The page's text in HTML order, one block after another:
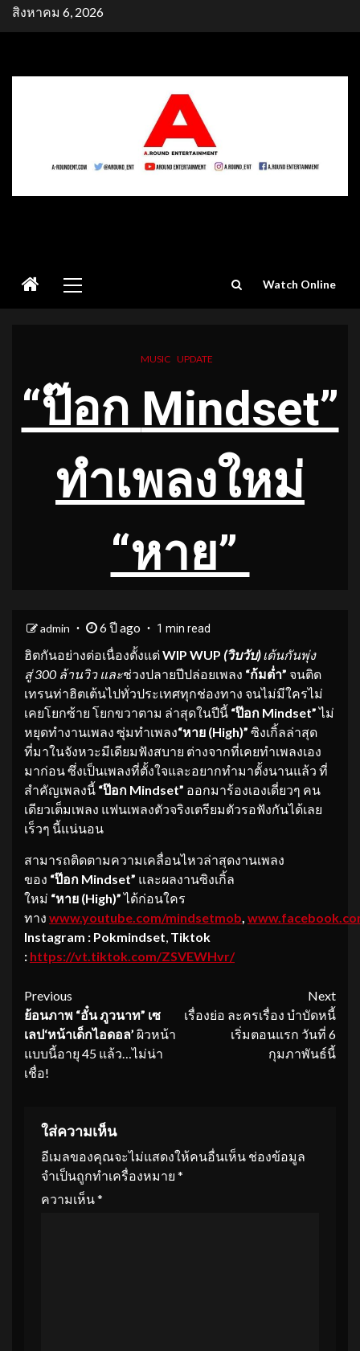
Skipสิงหาคม 6, 2026
Menu
Watch Online
MUSIC UPDATE
“ป๊อก Mindset”
ทำเพลงใหม่
“หาย”
admin 6 ปี ago 1 min read
ฮิตกันอย่างต่อเนื่องตั้งแต่WIP WUP (วิบวับ)เต้นกันพุ่ง
สู่300 ล้านวิว และช่วงปลายปีปล่อยเพลง “ก้มต่ำ” จนติด
เทรนท่าฮิตเต้นไปทั่วประเทศทุกช่องทาง จนไม่มีใครไม่
เคยโยกซ้าย โยกขวาตาม ล่าสุดในปีนี้ “ป๊อก Mindset”ไม่
หยุดทำงานเพลง ซุ่มทำเพลง“หาย (High)” ซิงเกิ้ลล่าสุด
ที่มาในจังหวะมีเดียมฟังสบาย ต่างจากที่เคยทำเพลงเอง
มาก่อน ซึ่งเป็นเพลงที่ตั้งใจและอยากทำมาตั้งนานแล้ว ที่
สำคัญเพลงนี้ “ป๊อก Mindset” ออกมาร้องเองเดี่ยวๆ คน
เดียวเต็มเพลง แฟนเพลงตัวจริงเตรียมตัวรอฟังกันได้เลย
เร็วๆ นี้แน่นอน
สามารถติดตามความเคลื่อนไหวล่าสุดงานเพลง
ของ “ป๊อก Mindset” และผลงานซิงเกิ้ล
ใหม่ “หาย (High)”ได้ก่อนใคร
ทาง www.youtube.com/mindsetmob
Instagram : Pokmindset Tiktok
: https://vt.tiktok.com/ZSVEWHvr/
Continue
Reading
Previous
ย้อนภาพ “อั๋น ภูวนาท” เซ
เลป‘หน้าเด็กไอดอล’ ผิวหน้า
แบบนี้อายุ 45 แล้ว…ไม่น่า
เชื่อ!
Next
เรื่องย่อ ละครเรื่อง บำบัดหนี้
เริ่มตอนแรก วันที่ 6
กุมภาพันธ์นี้
ใส่ความเห็น
อีเมลของคุณจะไม่แสดงให้คนอื่นเห็น ช่องข้อมูล
จำเป็นถูกทำเครื่องหมาย *
ความเห็น*